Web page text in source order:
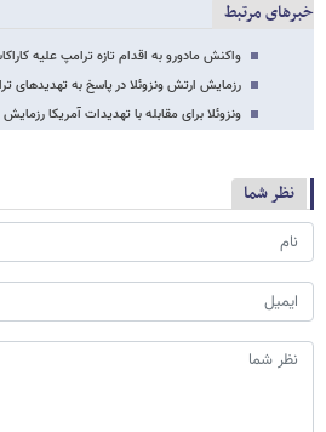
خبرهای مرتبط
واکنش مادورو به اقدام تازه ترامپ علیه
رزمایش ارتش ونزوئلا در پاسخ به تهدید‌های
ونزوئلا برای مقابله با تهدیدات آمریکا
نظر شما